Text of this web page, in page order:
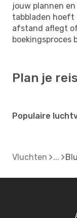
jouw plannen
tabbladen hoeft
afstand aflegt
boekingsproces
Plan je reis
Populaire
Vluchten